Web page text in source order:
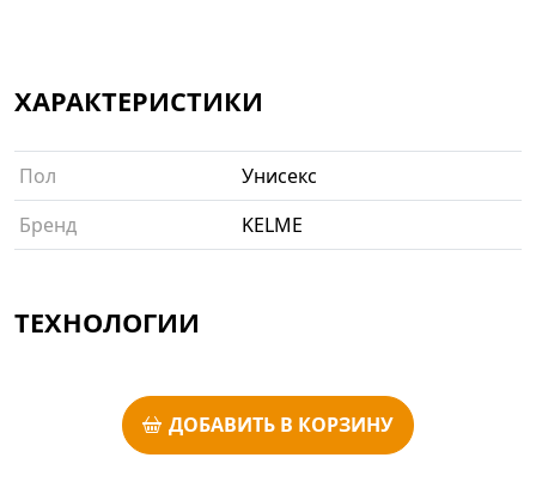
ХАРАКТЕРИСТИКИ
Пол
Унисекс
Бренд
KELME
ТЕХНОЛОГИИ
ДОБАВИТЬ В КОРЗИНУ